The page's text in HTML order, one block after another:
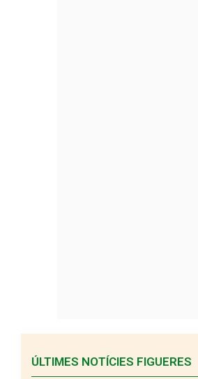
ÚLTIMES NOTÍCIES FIGUERES